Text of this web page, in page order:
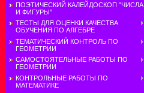
ПОЭТИЧЕСКИЙ КАЛЕЙДОСКОП "ЧИСЛА
И ФИГУРЫ"
ТЕСТЫ ДЛЯ ОЦЕНКИ КАЧЕСТВА
ОБУЧЕНИЯ ПО АЛГЕБРЕ
ТЕМАТИЧЕСКИЙ КОНТРОЛЬ ПО
ГЕОМЕТРИИ
САМОСТОЯТЕЛЬНЫЕ РАБОТЫ ПО
ГЕОМЕТРИИ
КОНТРОЛЬНЫЕ РАБОТЫ ПО
МАТЕМАТИКЕ